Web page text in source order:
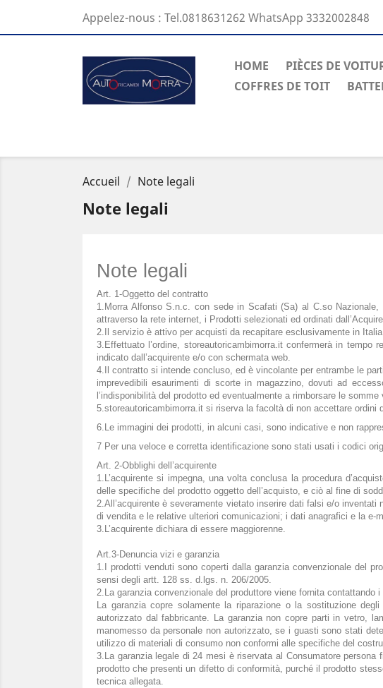
Appelez-nous : Tel.0818631262 WhatsApp 3332002848
HOME PIÈCES DE
COFFRES DE TOIT
Accueil Note legali
Note legali
Note legali
Art. 1-Oggetto del contratto
1.Morra Alfonso S.n.c. con sede in Scafati (Sa) al C.so
attraverso la rete internet, i Prodotti selezionati ed ordinati
2.Il servizio è attivo per acquisti da recapitare esclusivamente in
3.Effettuato l’ordine, storeautoricambimorra.it confermerà in tempo
indicato dall’acquirente e/o con schermata web.
4.Il contratto si intende concluso, ed è vincolante per entrambe le
imprevedibili esaurimenti di scorte in magazzino, dovuti ad
l’indisponibilità del prodotto ed eventualmente a rimborsare le somme
5.storeautoricambimorra.it si riserva la facoltà di non accettare ordini
6.Le immagini dei prodotti, in alcuni casi, sono
7 Per una veloce e corretta identificazione sono stati usati i codici
Art. 2-Obblighi dell’acquirente
1.L’acquirente si impegna, una volta conclusa la procedura
delle specifiche del prodotto oggetto dell’acquisto, e ciò al fine di
2.All’acquirente è severamente vietato inserire dati falsi e/o
di vendita e le relative ulteriori comunicazioni; i dati anagrafici e la
3.L’acquirente dichiara di essere maggiorenne.
Art.3-Denuncia vizi e garanzia
1.I prodotti venduti sono coperti dalla garanzia convenzionale del
sensi degli artt. 128 ss. d.lgs. n. 206/2005.
2.La garanzia convenzionale del produttore viene fornita contattando
La garanzia copre solamente la riparazione o la sostituzione
autorizzato dal fabbricante. La garanzia non copre parti in vetro,
manomesso da personale non autorizzato, se i guasti sono stati
utilizzo di materiali di consumo non conformi alle specifiche del
3.La garanzia legale di 24 mesi è riservata al Consumatore
prodotto che presenti un difetto di conformità, purché il prodotto
tecnica allegata.